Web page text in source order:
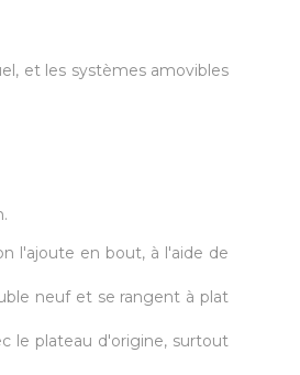
et les systèmes amovibles
l'ajoute en bout, à l'aide de
neuf et se rangent à plat
le plateau d'origine, surtout